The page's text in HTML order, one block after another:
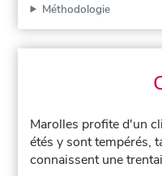
Méthodologie
Marolles profite d'un
étés y sont tempérés,
connaissent une